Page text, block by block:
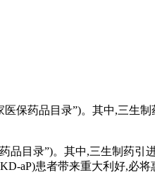
药品目录”)。其中,三生制
目录”)。其中,三生制药引
aP)患者带来重大利好,必将